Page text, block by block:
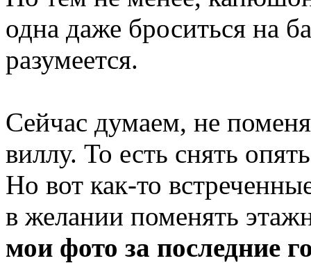
одна даже броситься на
разумеется.
Сейчас думаем, не
виллу. То есть снять
Но вот как-то
в желании поменять
мои фото за последние